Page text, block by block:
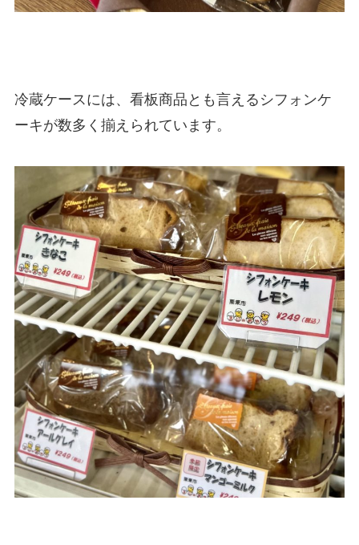
冷蔵ケースには、看板商品とも言えるシフォンケ
ーキが数多く揃えられています。